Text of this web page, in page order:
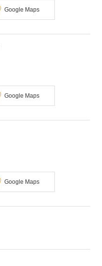
Google Maps
Google Maps
Google Maps